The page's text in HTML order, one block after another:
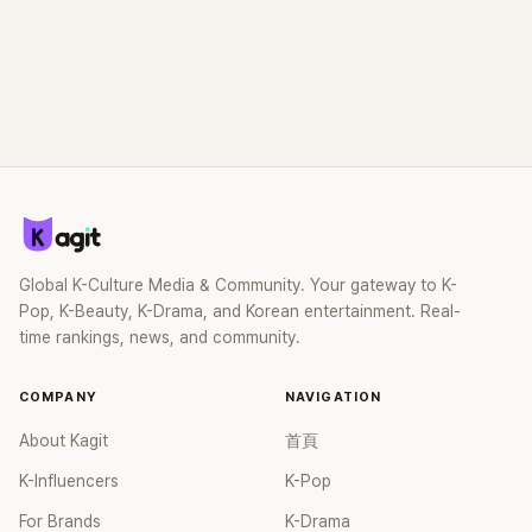
Global K-Culture Media & Community. Your gateway to K-
Pop, K-Beauty, K-Drama, and Korean entertainment. Real-
time rankings, news, and community.
COMPANY
About Kagit
K-Influencers
For Brands
NAVIGATION
首頁
K-Pop
K-Drama